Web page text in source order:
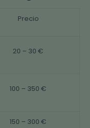
Precio
20 – 30 €
100 – 350 €
150 – 300 €